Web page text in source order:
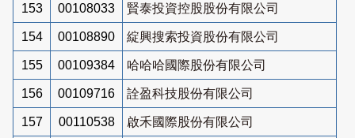
153 00108033 賢泰投資控股股份有限公司
154 00108890 綻興搜索投資股份有限公司
155 00109384 哈哈哈國際股份有限公司
156 00109716 詮盈科技股份有限公司
157 00110538 啟禾國際股份有限公司